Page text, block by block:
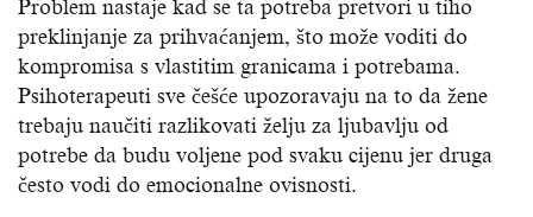
Problem nastaje kad se ta potreba pretvori u tiho
preklinjanje za prihvaćanjem, što može voditi do
kompromisa s vlastitim granicama i potrebama.
Psihoterapeuti sve češće upozoravaju na to da žene
trebaju naučiti razlikovati želju za ljubavlju od
potrebe da budu voljene pod svaku cijenu jer druga
često vodi do emocionalne ovisnosti.